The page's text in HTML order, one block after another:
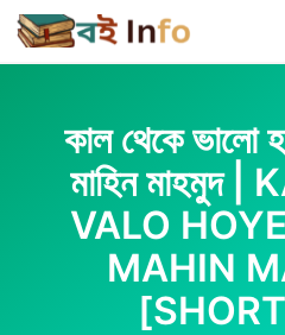
Skip
to
content
কাল থেকে ভালো
মাহিন মাহমুদ
VALO
MAHIN